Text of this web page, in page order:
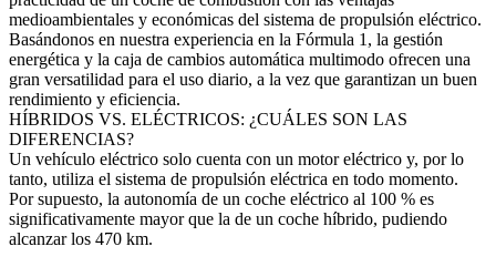
medioambientales y económicas del sistema de propulsión eléctrico.
Basándonos en nuestra experiencia en la Fórmula 1, la gestión
energética y la caja de cambios automática multimodo ofrecen una
gran versatilidad para el uso diario, a la vez que garantizan un buen
rendimiento y eficiencia.
HÍBRIDOS VS. ELÉCTRICOS: ¿CUÁLES SON LAS
DIFERENCIAS?
Un vehículo eléctrico solo cuenta con un motor eléctrico y, por lo
tanto, utiliza el sistema de propulsión eléctrica en todo momento.
Por supuesto, la autonomía de un coche eléctrico al 100 % es
significativamente mayor que la de un coche híbrido, pudiendo
alcanzar los 470 km.